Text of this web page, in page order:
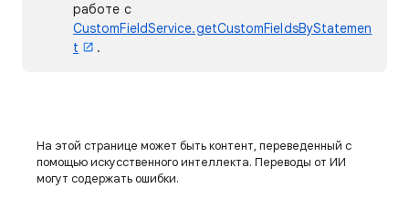
работе с
CustomFieldService.getCustomFieldsByStatemen
t
.
На этой странице может быть контент, переведенный с
помощью искусственного интеллекта. Переводы от ИИ
могут содержать ошибки.